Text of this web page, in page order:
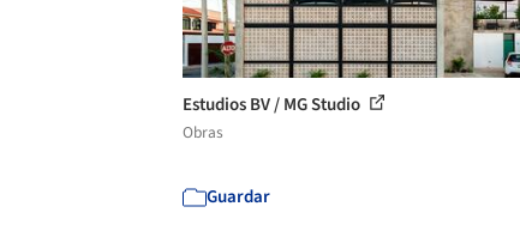
Estudios BV / MG Studio
Obras
Guardar